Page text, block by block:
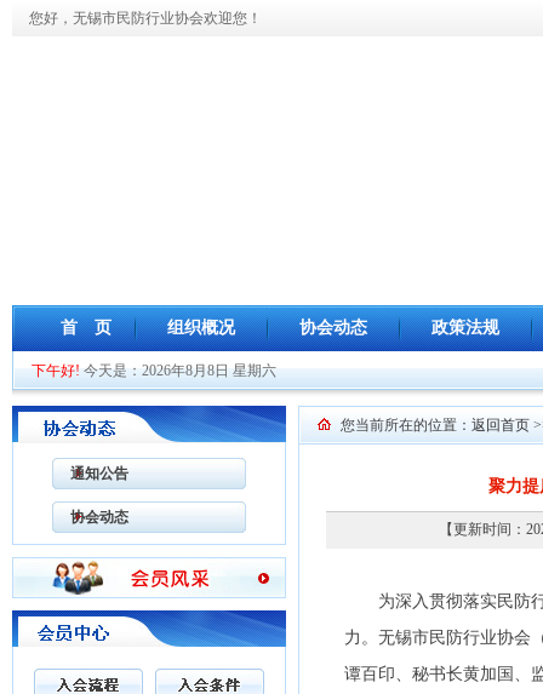
您好，无锡市民防行业协会欢迎您！
首 页 组织概况 协会动态 政策法规
下午好!今天是：2026年8月8日 星期六
通知公告
协会动态
您当前所在的位置： 返回首页
聚力
【更新时间：
为深入贯彻落实民防行
力。无锡市民防行业协会
谭百印、秘书长黄加国、